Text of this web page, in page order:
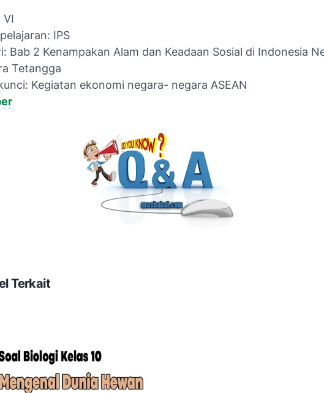
VI
IPS
Bab 2 Kenampakan Alam dan Keadaan Sosial di Indonesia
Tetangga
Kegiatan ekonomi negara- negara ASEAN
Terkait